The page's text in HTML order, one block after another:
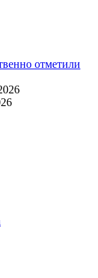
отметили